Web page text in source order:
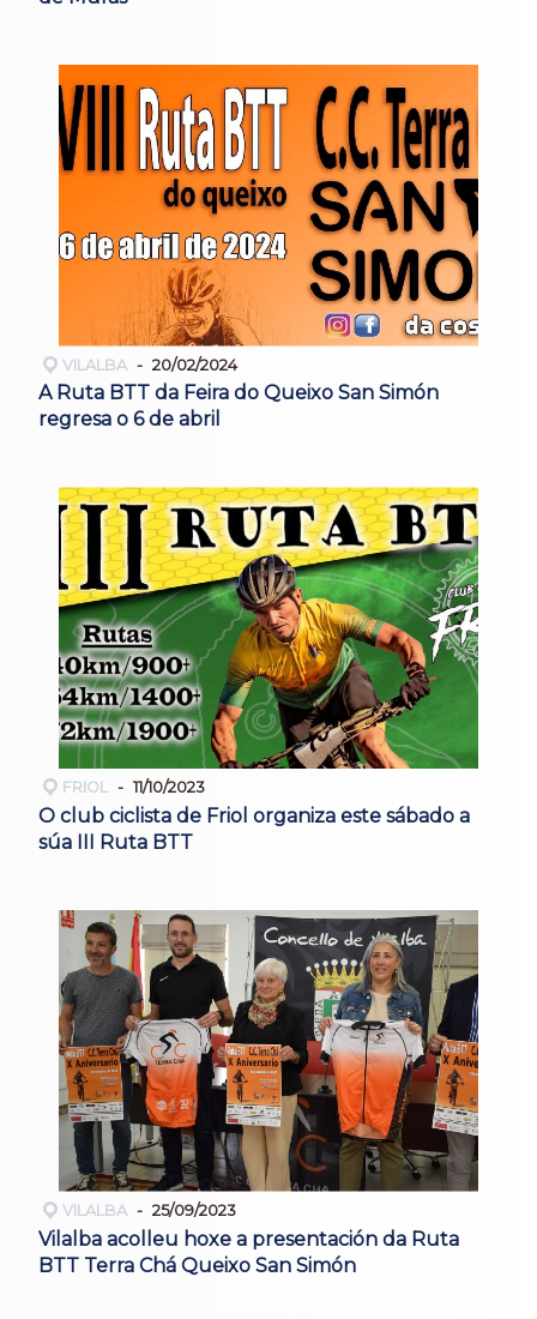
VILALBA 20/02/2024
A Ruta BTT da Feira do Queixo San Simón
regresa o 6 de abril
FRIOL 11/10/2023
O club ciclista de Friol organiza este sábado a
súa III Ruta BTT
VILALBA 25/09/2023
Vilalba acolleu hoxe a presentación da Ruta
BTT Terra Chá Queixo San Simón